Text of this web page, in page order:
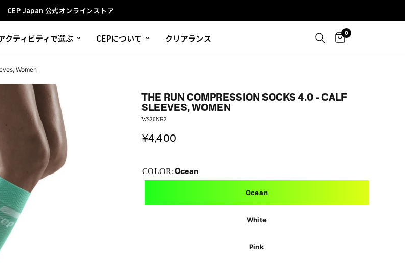
CEP Japan 公式オンラインストア
クティビティで選ぶ CEPについて クリアランス 0
Women
THE RUN COMPRESSION SOCKS 4.0 - CALF
SLEEVES, WOMEN
WS20NR2
¥4,400
COLOR:Ocean
Ocean
White
Pink